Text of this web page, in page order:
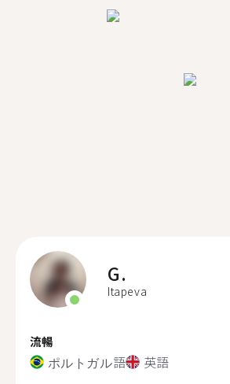
G.
Itapeva
流暢
ポルトガル語 英語